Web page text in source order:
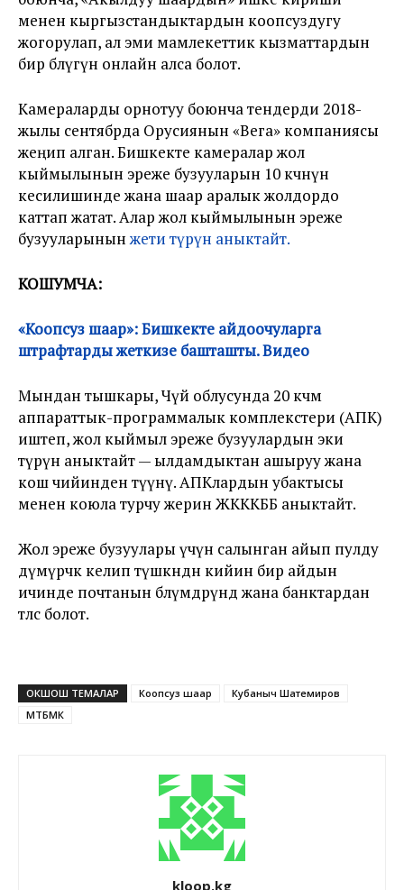
менен кыргызстандыктардын коопсуздугу
жогорулап, ал эми мамлекеттик кызматтардын
бир бөлүгүн онлайн алса болот.
Камераларды орнотуу боюнча тендерди 2018-
жылы сентябрда Орусиянын «Вега» компаниясы
жеңип алган. Бишкекте камералар жол
кыймылынын эреже бузууларын 10 көчөнүн
кесилишинде жана шаар аралык жолдордо
каттап жатат. Алар жол кыймылынын эреже
бузууларынынжети түрүн аныктайт.
КОШУМЧА:
«Коопсуз шаар»: Бишкекте айдоочуларга
штрафтарды жеткизе башташты. Видео
Мындан тышкары, Чүй облусунда 20 көчмө
аппараттык-программалык комплекстери (АПК)
иштеп, жол кыймыл эреже бузуулардын эки
түрүн аныктайт — ылдамдыктан ашыруу жана
кош чийинден өтүүнү. АПКлардын убактысы
менен коюла турчу жерин ЖКККББ аныктайт.
Жол эреже бузуулары үчүн салынган айып пулду
дүмүрчөк келип түшкөндөн кийин бир айдын
ичинде почтанын бөлүмдөрүндө жана банктардан
төлөсө болот.
ОКШОШ ТЕМАЛАР Коопсуз шаар
Кубаныч Шатемиров
МТБМК
kloop.kg